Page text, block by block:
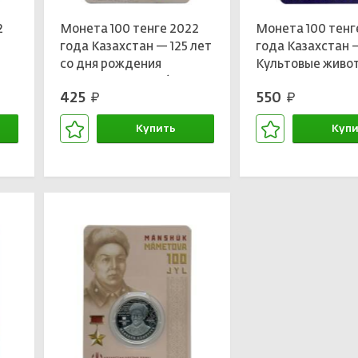
Монета 100 тенге 2022
года Казахстан — 125 лет
со дня рождения
блистере)
425 руб.
Купить
Монета 100
года Казахстан
Культовые
Лебедь (в
550 руб.